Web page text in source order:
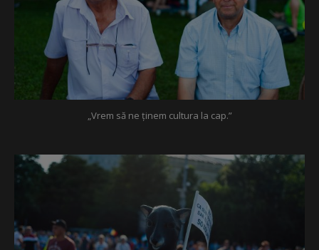
„Vrem să ne ținem cultura la cap.”